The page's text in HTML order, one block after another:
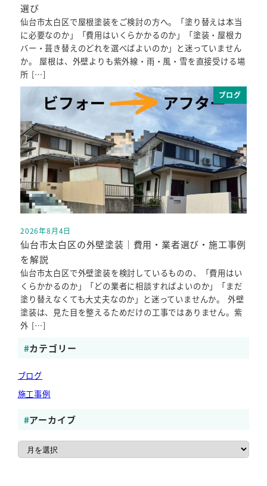
選び
仙台市太白区で屋根塗装をご検討の方へ。「塗り替えは本当
に必要なのか」「費用はいくらかかるのか」「塗装・屋根カ
バー・葺き替えのどれを選べばよいのか」と迷っていません
か。 屋根は、外壁よりも紫外線・雨・風・雪を直接受ける場
所 […]
ブログ
投稿日
2026年8月4日
仙台市太白区の外壁塗装｜費用・業者選び・施工事例
を解説
仙台市太白区で外壁塗装を検討しているものの、「費用はい
くらかかるのか」「どの業者に相談すればよいのか」「まだ
塗り替えなくても大丈夫なのか」と迷っていませんか。 外壁
塗装は、見た目を整えるためだけの工事ではありません。紫
外 […]
カテゴリー
ブログ
施工事例
アーカイブ
ア
ー